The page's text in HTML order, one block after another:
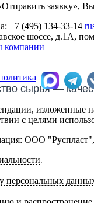
заявку»,
+7 (495) 134-33-14
шоссе, д.1А,
компании
сырья —
изложенные
с целями
ООО
.
персональных